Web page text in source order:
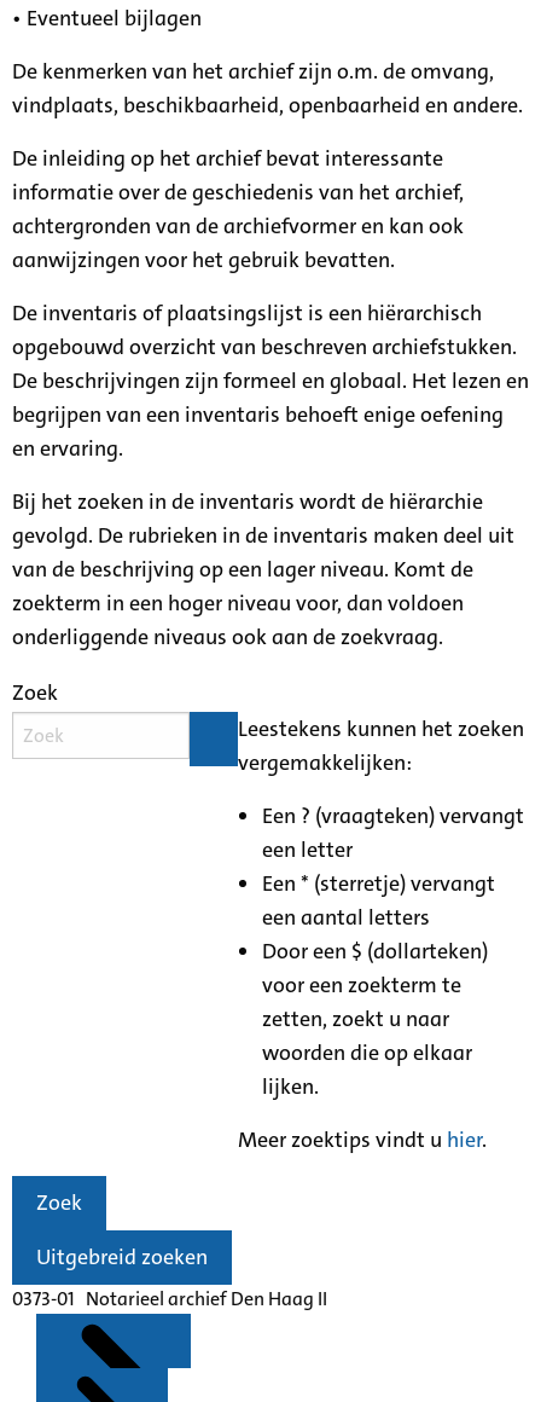
• Eventueel bijlagen
De kenmerken van het archief zijn o.m. de omvang,
vindplaats, beschikbaarheid, openbaarheid en andere.
De inleiding op het archief bevat interessante
informatie over de geschiedenis van het archief,
achtergronden van de archiefvormer en kan ook
aanwijzingen voor het gebruik bevatten.
De inventaris of plaatsingslijst is een hiërarchisch
opgebouwd overzicht van beschreven archiefstukken.
De beschrijvingen zijn formeel en globaal. Het lezen en
begrijpen van een inventaris behoeft enige oefening
en ervaring.
Bij het zoeken in de inventaris wordt de hiërarchie
gevolgd. De rubrieken in de inventaris maken deel uit
van de beschrijving op een lager niveau. Komt de
zoekterm in een hoger niveau voor, dan voldoen
onderliggende niveaus ook aan de zoekvraag.
Zoek
Leestekens kunnen het zoeken
vergemakkelijken:
Een ? (vraagteken) vervangt
een letter
Een * (sterretje) vervangt
een aantal letters
Door een $ (dollarteken)
voor een zoekterm te
zetten, zoekt u naar
woorden die op elkaar
lijken.
Meer zoektips vindt u hier.
Zoek
Uitgebreid zoeken
0373-01 Notarieel archief Den Haag II